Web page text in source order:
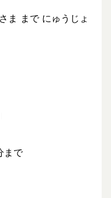
ま まで にゅうじょ
まで